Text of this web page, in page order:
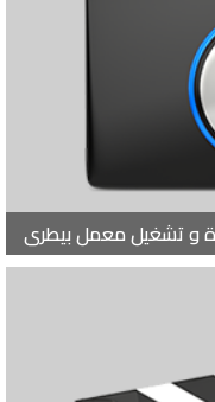
و تشغيل معمل بيطرى